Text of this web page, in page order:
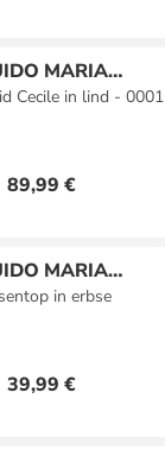
MARIA
Cecile in lind - 0001
89,99 €
MARIA
in erbse
39,99 €